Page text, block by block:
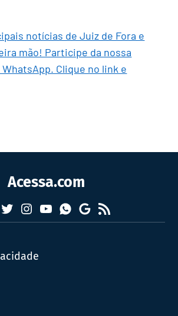
notícias de Juiz de Fora e
mão! Participe da nossa
Clique no link e
Acessa.com
TwitterInstagram
YouTubeWhatsapp
Google
News
RSS